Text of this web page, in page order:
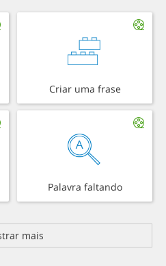
Criar uma frase
Palavra faltando
mais